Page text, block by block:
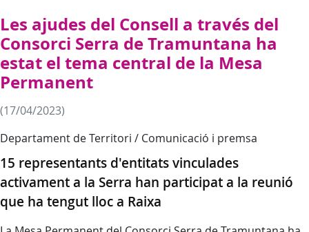
Les ajudes del Consell a través del
Consorci Serra de Tramuntana ha
estat el tema central de la Mesa
Permanent
(17/04/2023)
Departament de Territori / Comunicació i premsa
15 representants d'entitats vinculades
activament a la Serra han participat a la reunió
que ha tengut lloc a Raixa